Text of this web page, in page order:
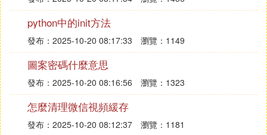
python中的init方法
發布：2025-10-20 08:17:33 瀏覽：1149
圖案密碼什麼意思
發布：2025-10-20 08:16:56 瀏覽：1323
怎麼清理微信視頻緩存
發布：2025-10-20 08:12:37 瀏覽：1181